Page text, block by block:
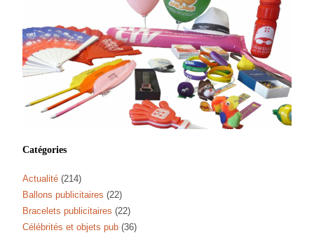
Catégories
Actualité (214)
Ballons publicitaires (22)
Bracelets publicitaires (22)
Célébrités et objets pub (36)